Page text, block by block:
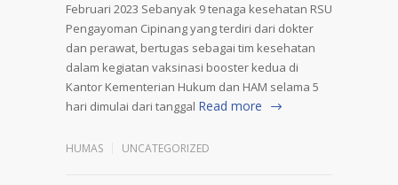
Februari 2023 Sebanyak 9 tenaga kesehatan RSU
Pengayoman Cipinang yang terdiri dari dokter
dan perawat, bertugas sebagai tim kesehatan
dalam kegiatan vaksinasi booster kedua di
Kantor Kementerian Hukum dan HAM selama 5
hari dimulai dari tanggal Read more
HUMAS UNCATEGORIZED